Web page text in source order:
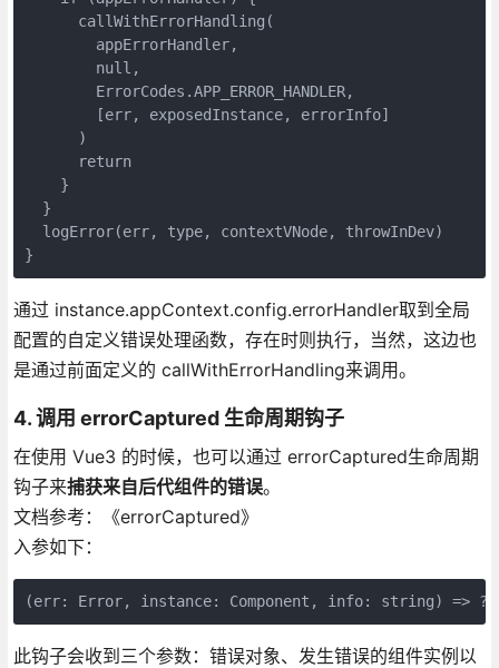
      callWithErrorHandling(
        appErrorHandler,
        null,
        ErrorCodes.APP_ERROR_HANDLER,
        [err, exposedInstance, errorInfo]
      )
      return
    }
  }
  logError(err, type, contextVNode, throwInDev)
}
通过 instance.appContext.config.errorHandler取到全局
配置的自定义错误处理函数，存在时则执行，当然，这边也
是通过前面定义的 callWithErrorHandling来调用。
4. 调用 errorCaptured 生命周期钩子
在使用 Vue3 的时候，也可以通过 errorCaptured生命周期
钩子来捕获来自后代组件的错误。
文档参考：《errorCaptured》
入参如下：
(err: Error, instance: Component, info: string) =>
此钩子会收到三个参数：错误对象、发生错误的组件实例以